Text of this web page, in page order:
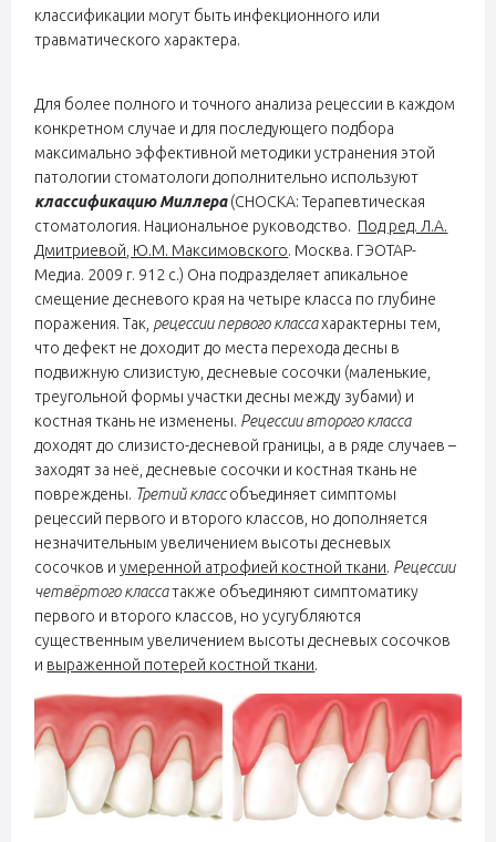
классификации могут быть инфекционного или
травматического характера.
Для более полного и точного анализа рецессии в каждом
конкретном случае и для последующего подбора
максимально эффективной методики устранения этой
патологии стоматологи дополнительно используют
классификацию Миллера(СНОСКА: Терапевтическая
стоматология. Национальное руководство. Под ред. Л.А.
Дмитриевой, Ю.М. Максимовского. Москва. ГЭОТАР-
Медиа. 2009 г. 912 с.) Она подразделяет апикальное
смещение десневого края на четыре класса по глубине
поражения. Так, рецессии первого классахарактерны тем,
что дефект не доходит до места перехода десны в
подвижную слизистую, десневые сосочки (маленькие,
треугольной формы участки десны между зубами) и
костная ткань не изменены. Рецессии второго класса
доходят до слизисто-десневой границы, а в ряде случаев –
заходят за неё, десневые сосочки и костная ткань не
повреждены. Третий классобъединяет симптомы
рецессий первого и второго классов, но дополняется
незначительным увеличением высоты десневых
сосочков иумеренной атрофией костной ткани. Рецессии
четвёртого классатакже объединяют симптоматику
первого и второго классов, но усугубляются
существенным увеличением высоты десневых сосочков
и выраженной потерей костной ткани.